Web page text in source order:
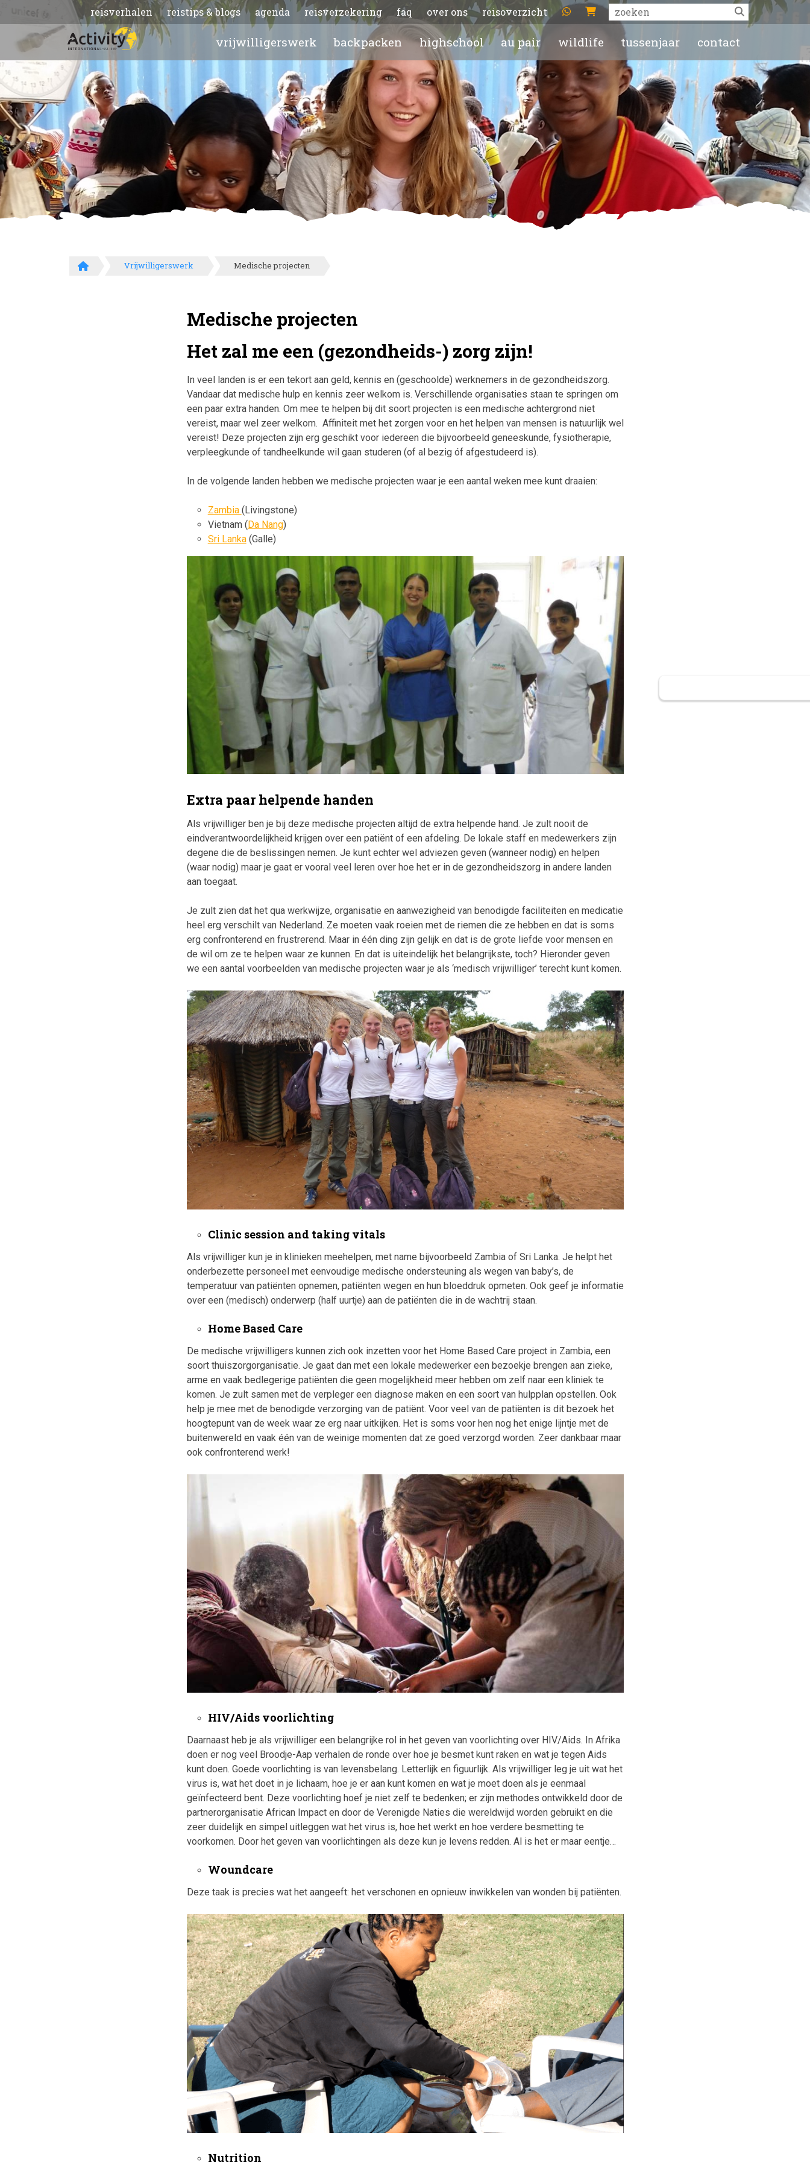
reisverhalen reistips & blogs agenda reisverzekering faq over ons reisoverzicht
vrijwilligerswerk backpacken highschool au pair wildlife tussenjaar contact
Vrijwilligerswerk Medische projecten
Medische projecten
Het zal me een (gezondheids-) zorg zijn!
In veel landen is er een tekort aan geld, kennis en (geschoolde) werknemers in de gezondheidszorg.
Vandaar dat medische hulp en kennis zeer welkom is. Verschillende organisaties staan te springen om
een paar extra handen. Om mee te helpen bij dit soort projecten is een medische achtergrond niet
vereist, maar wel zeer welkom. Affiniteit met het zorgen voor en het helpen van mensen is natuurlijk wel
vereist! Deze projecten zijn erg geschikt voor iedereen die bijvoorbeeld geneeskunde, fysiotherapie,
verpleegkunde of tandheelkunde wil gaan studeren (of al bezig óf afgestudeerd is).
In de volgende landen hebben we medische projecten waar je een aantal weken mee kunt draaien:
Zambia (Livingstone)
Vietnam (Da Nang)
Sri Lanka(Galle)
Extra paar helpende handen
Als vrijwilliger ben je bij deze medische projecten altijd de extra helpende hand. Je zult nooit de
eindverantwoordelijkheid krijgen over een patiënt of een afdeling. De lokale staff en medewerkers zijn
degene die de beslissingen nemen. Je kunt echter wel adviezen geven (wanneer nodig) en helpen
(waar nodig) maar je gaat er vooral veel leren over hoe het er in de gezondheidszorg in andere landen
aan toegaat.
Je zult zien dat het qua werkwijze, organisatie en aanwezigheid van benodigde faciliteiten en medicatie
heel erg verschilt van Nederland. Ze moeten vaak roeien met de riemen die ze hebben en dat is soms
erg confronterend en frustrerend. Maar in één ding zijn gelijk en dat is de grote liefde voor mensen en
de wil om ze te helpen waar ze kunnen. En dat is uiteindelijk het belangrijkste, toch? Hieronder geven
we een aantal voorbeelden van medische projecten waar je als ‘medisch vrijwilliger’ terecht kunt komen.
Clinic session and taking vitals
Als vrijwilliger kun je in klinieken meehelpen, met name bijvoorbeeld Zambia of Sri Lanka. Je helpt het
onderbezette personeel met eenvoudige medische ondersteuning als wegen van baby’s, de
temperatuur van patiënten opnemen, patiënten wegen en hun bloeddruk opmeten. Ook geef je informatie
over een (medisch) onderwerp (half uurtje) aan de patiënten die in de wachtrij staan.
Home Based Care
De medische vrijwilligers kunnen zich ook inzetten voor het Home Based Care project in Zambia, een
soort thuiszorgorganisatie. Je gaat dan met een lokale medewerker een bezoekje brengen aan zieke,
arme en vaak bedlegerige patiënten die geen mogelijkheid meer hebben om zelf naar een kliniek te
komen. Je zult samen met de verpleger een diagnose maken en een soort van hulpplan opstellen. Ook
help je mee met de benodigde verzorging van de patiënt. Voor veel van de patiënten is dit bezoek het
hoogtepunt van de week waar ze erg naar uitkijken. Het is soms voor hen nog het enige lijntje met de
buitenwereld en vaak één van de weinige momenten dat ze goed verzorgd worden. Zeer dankbaar maar
ook confronterend werk!
HIV/Aids voorlichting
Daarnaast heb je als vrijwilliger een belangrijke rol in het geven van voorlichting over HIV/Aids. In Afrika
doen er nog veel Broodje-Aap verhalen de ronde over hoe je besmet kunt raken en wat je tegen Aids
kunt doen. Goede voorlichting is van levensbelang. Letterlijk en figuurlijk. Als vrijwilliger leg je uit wat het
virus is, wat het doet in je lichaam, hoe je er aan kunt komen en wat je moet doen als je eenmaal
geïnfecteerd bent. Deze voorlichting hoef je niet zelf te bedenken; er zijn methodes ontwikkeld door de
partnerorganisatie African Impact en door de Verenigde Naties die wereldwijd worden gebruikt en die
zeer duidelijk en simpel uitleggen wat het virus is, hoe het werkt en hoe verdere besmetting te
voorkomen. Door het geven van voorlichtingen als deze kun je levens redden. Al is het er maar eentje…
Woundcare
Deze taak is precies wat het aangeeft: het verschonen en opnieuw inwikkelen van wonden bij patiënten.
Nutrition